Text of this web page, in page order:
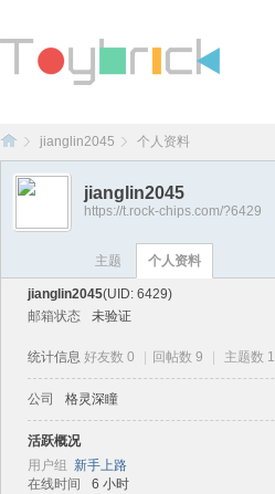
›
jianglin2045 个人资料
jianglin2045
https://t.rock-chips.com/?6429
主题 个人资料
jianglin2045(UID: 6429)
邮箱状态
未验证
统计信息 好友数 0 回帖数 9 主题数 1
公司 格灵深瞳
活跃概况
用户组 新手上路
在线时间
6 小时